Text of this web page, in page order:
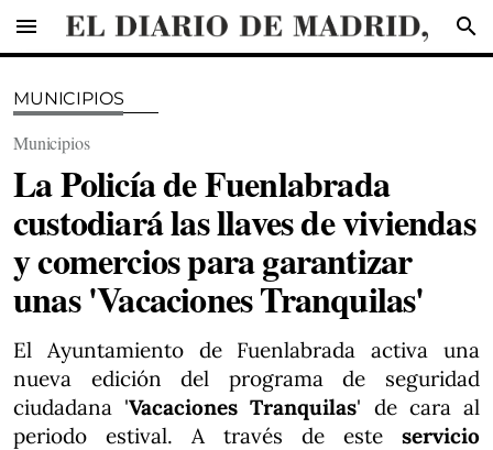
menu search
MUNICIPIOS
Municipios
La Policía de Fuenlabrada
custodiará las llaves de viviendas
y comercios para garantizar
unas 'Vacaciones Tranquilas'
El Ayuntamiento de Fuenlabrada activa una
nueva edición del programa de seguridad
ciudadana 'Vacaciones Tranquilas' de cara al
periodo estival. A través de este servicio